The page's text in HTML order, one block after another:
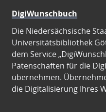
DigiWunschbuch
Die Niedersächsische
Universitätsbibliothek
dem Service
Patenschaften für die
übernehmen.
die Digitalisierung Ihres